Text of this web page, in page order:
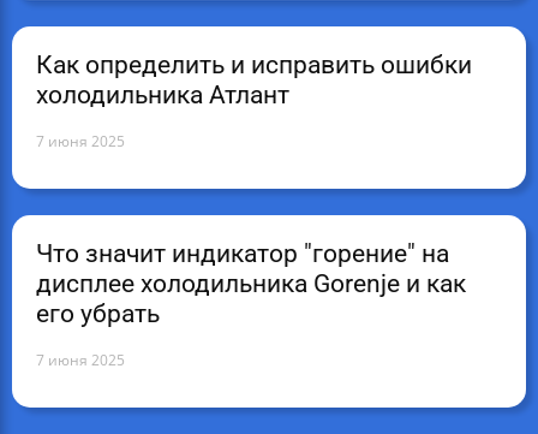
Как определить и исправить ошибки
холодильника Атлант
7 июня 2025
Что значит индикатор "горение" на
дисплее холодильника Gorenje и как
его убрать
7 июня 2025